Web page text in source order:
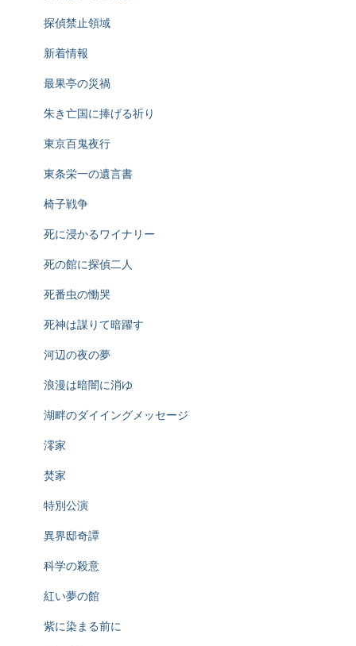
探偵禁止領域
新着情報
最果亭の災禍
朱き亡国に捧げる祈り
東京百鬼夜行
東条栄一の遺言書
椅子戦争
死に浸かるワイナリー
死の館に探偵二人
死番虫の慟哭
死神は謀りて暗躍す
河辺の夜の夢
浪漫は暗闇に消ゆ
湖畔のダイイングメッセージ
澪家
焚家
特別公演
異界邸奇譚
科学の殺意
紅い夢の館
紫に染まる前に